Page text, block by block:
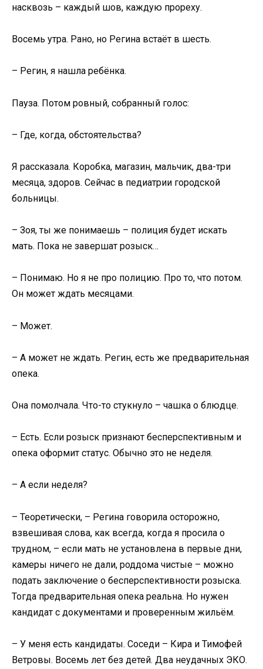
насквозь – каждый шов, каждую прореху.
Восемь утра. Рано, но Регина встаёт в шесть.
– Регин, я нашла ребёнка.
Пауза. Потом ровный, собранный голос:
– Где, когда, обстоятельства?
Я рассказала. Коробка, магазин, мальчик, два-три
месяца, здоров. Сейчас в педиатрии городской
больницы.
– Зоя, ты же понимаешь – полиция будет искать
мать. Пока не завершат розыск…
– Понимаю. Но я не про полицию. Про то, что потом.
Он может ждать месяцами.
– Может.
– А может не ждать. Регин, есть же предварительная
опека.
Она помолчала. Что-то стукнуло – чашка о блюдце.
– Есть. Если розыск признают бесперспективным и
опека оформит статус. Обычно это не неделя.
– А если неделя?
– Теоретически, – Регина говорила осторожно,
взвешивая слова, как всегда, когда я просила о
трудном, – если мать не установлена в первые дни,
камеры ничего не дали, роддома чистые – можно
подать заключение о бесперспективности розыска.
Тогда предварительная опека реальна. Но нужен
кандидат с документами и проверенным жильём.
– У меня есть кандидаты. Соседи – Кира и Тимофей
Ветровы. Восемь лет без детей. Два неудачных ЭКО.